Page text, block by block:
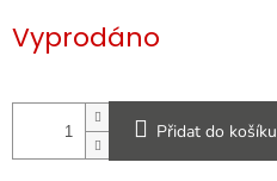
cena:
Vyprodáno
Přidat do košíku